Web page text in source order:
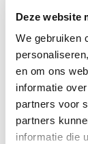
Deze website
We gebruiken
en om ons
informatie
partners voor
partners
informatie die
Aantal:
Offerte